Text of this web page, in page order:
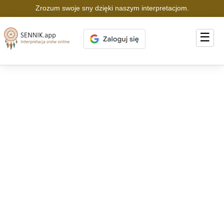
Zrozum swoje sny dzięki naszym interpretacjom.
☰